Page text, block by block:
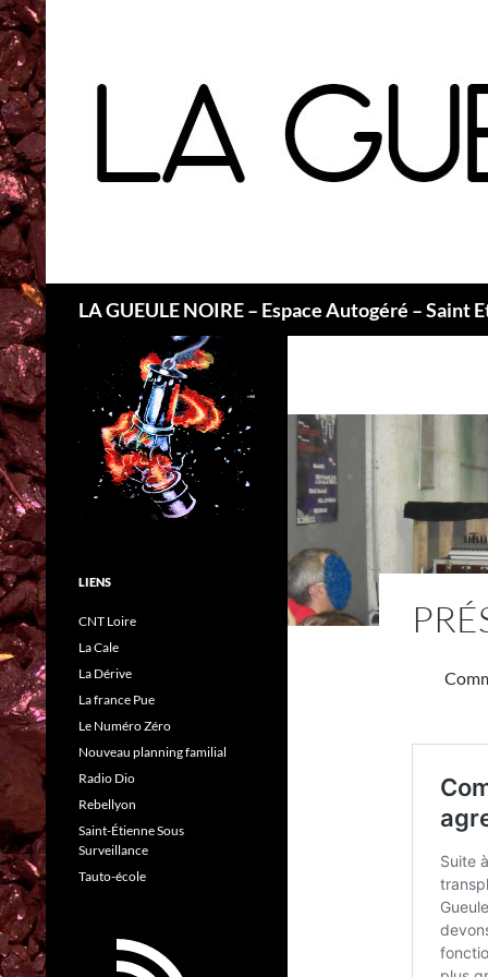
LA GUEULE NOIRE – Espace Autogéré – Saint
LIENS
CNT Loire
La Cale
La Dérive
La france Pue
Le Numéro Zéro
Nouveau planning familial
Radio Dio
Rebellyon
Saint-Étienne Sous
Surveillance
Tauto-école